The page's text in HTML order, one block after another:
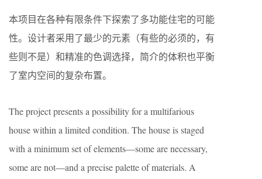
本项目在各种有限条件下探索了多功能住宅的可能
性。设计者采用了最少的元素（有些的必须的，有
些则不是）和精准的色调选择，简介的体积也平衡
了室内空间的复杂布置。
The project presents a possibility for a multifarious
house within a limited condition. The house is staged
with a minimum set of elements—some are necessary,
some are not—and a precise palette of materials. A